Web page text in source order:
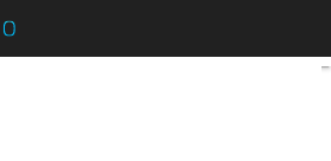
Usa, liberati i primi 115 MHz